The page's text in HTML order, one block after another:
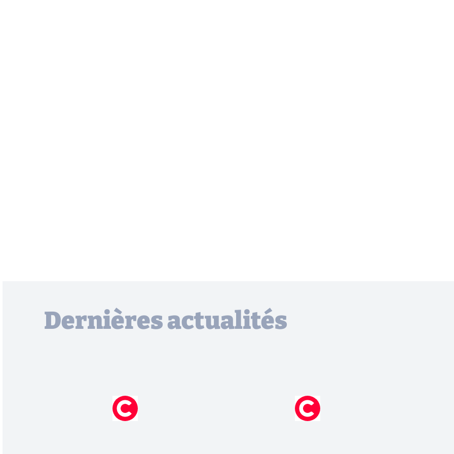
Dernières actualités